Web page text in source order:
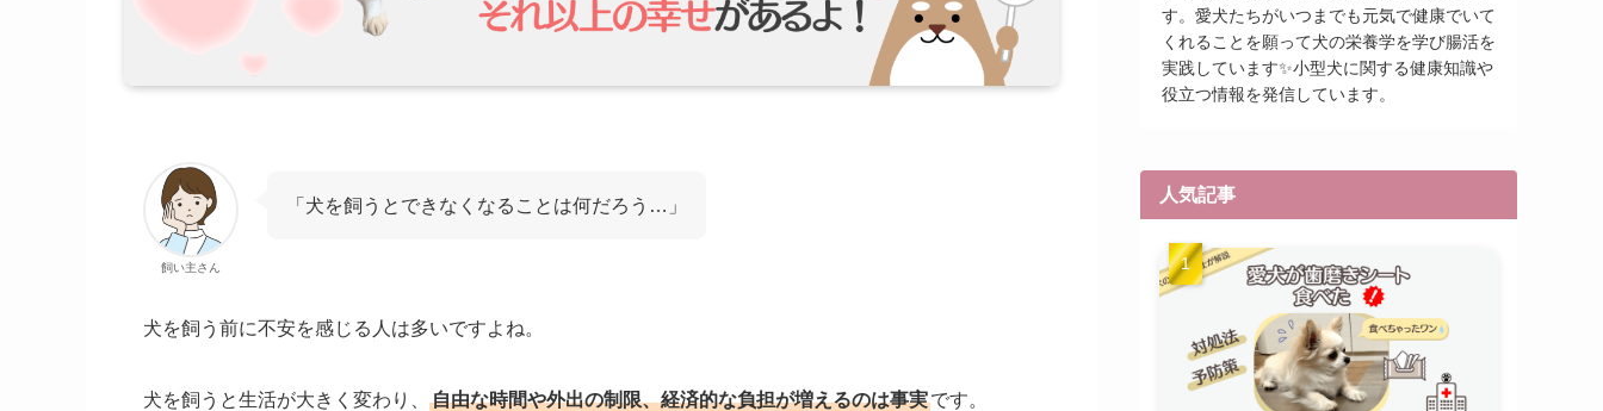
飼い主さん
「犬を飼うとできなくなることは何だろう…」
犬を飼う前に不安を感じる人は多いですよね。
犬を飼うと生活が大きく変わり、 自由な時間や外出の制限、経済的な負担が増えるのは事実です。
す。愛犬たちがいつまでも元気で健康でいて
くれることを願って犬の栄養学を学び腸活を
実践しています✨小型犬に関する健康知識や
役立つ情報を発信しています。
人気記事